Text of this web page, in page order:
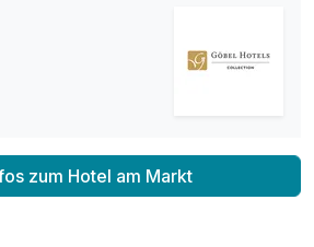
zum Hotel am Markt